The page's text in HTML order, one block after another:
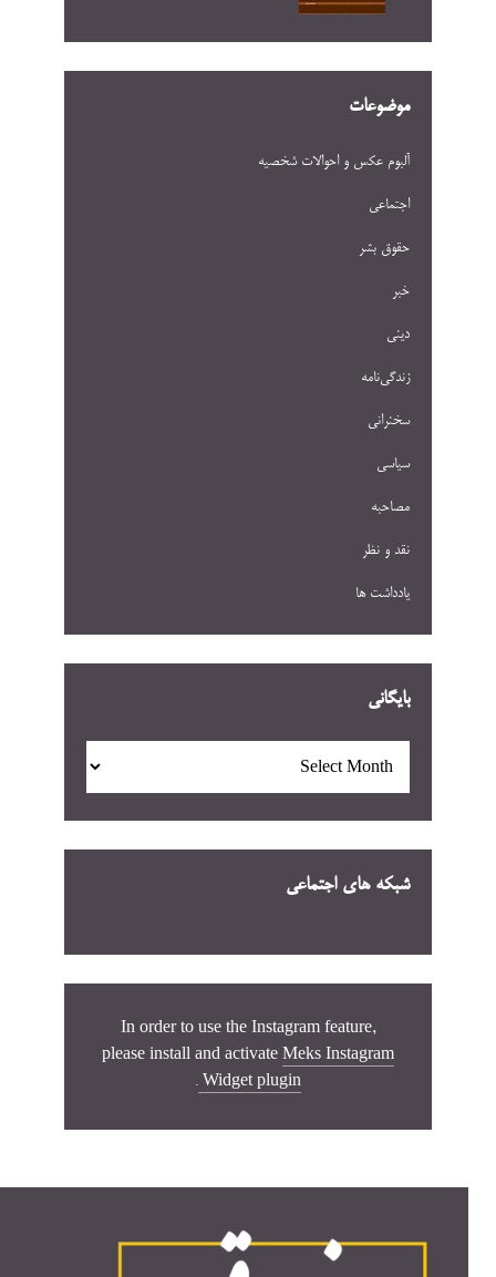
موضوعات
آلبوم عکس و احوالات شخصيه
اجتماعی
حقوق بشر
خبر
دینی
زندگی‌نامه
سخنرانی
سیاسی
مصاحبه
نقد و نظر
یادداشت ها
بایگانی
شبکه های اجتماعی
In order to use the Instagram feature,
please install and activate Meks Instagram
Widget plugin
.